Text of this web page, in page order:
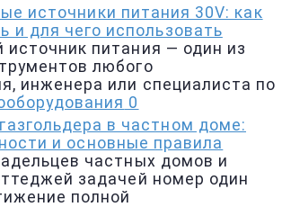
источники питания 30V: как
и для чего использовать
питания — один из
любого
инженера или специалиста по
0
в частном доме:
и основные правила
частных домов и
задачей номер один
полной